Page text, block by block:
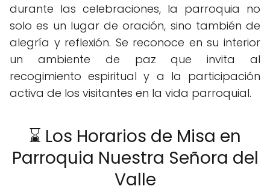
durante las celebraciones, la parroquia no
solo es un lugar de oración, sino también de
alegría y reflexión. Se reconoce en su interior
un ambiente de paz que invita al
recogimiento espiritual y a la participación
activa de los visitantes en la vida parroquial.
⌛ Los Horarios de Misa en
Parroquia Nuestra Señora del
Valle